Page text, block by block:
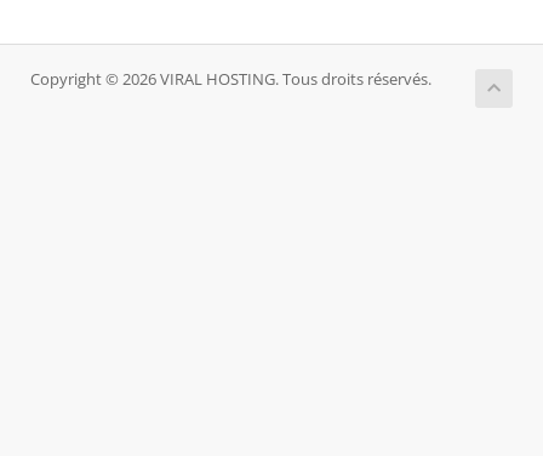
Copyright © 2026 VIRAL HOSTING. Tous droits réservés.